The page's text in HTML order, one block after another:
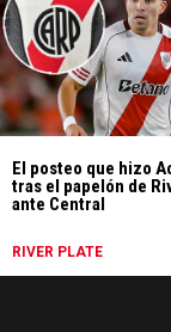
El posteo que hizo
tras el papelón de
ante Central
RIVER PLATE